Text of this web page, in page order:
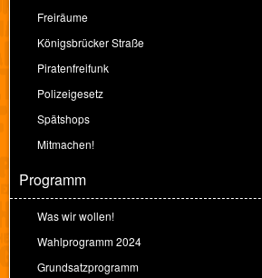
Freiräume
Königsbrücker Straße
Piratenfreifunk
Polizeigesetz
Spätshops
Mitmachen!
Programm
Was wir wollen!
Wahlprogramm 2024
Grundsatzprogramm